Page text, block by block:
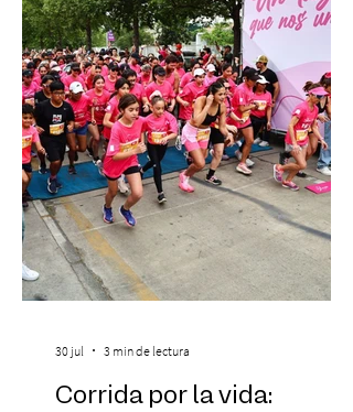
Las Cuatro Estaciones de Antonio Vivaldi y
Las Cuatro Estaciones Porteñas de Astor
Piazzolla. Déja
Corrida por la vida:
30 jul 3 min de lectura